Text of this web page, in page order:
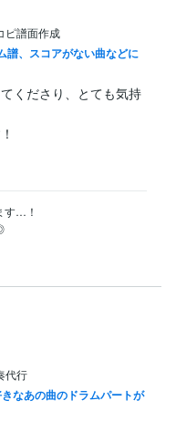
ピ譜面作成
譜、スコアがない曲などに
くださり、とても気持
す…！
代行
なあの曲のドラムパートが